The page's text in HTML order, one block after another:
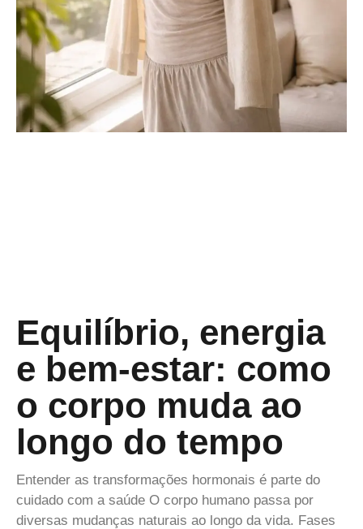
Equilíbrio, energia
e bem-estar: como
o corpo muda ao
longo do tempo
Entender as transformações hormonais é parte do
cuidado com a saúde O corpo humano passa por
diversas mudanças naturais ao longo da vida. Fases